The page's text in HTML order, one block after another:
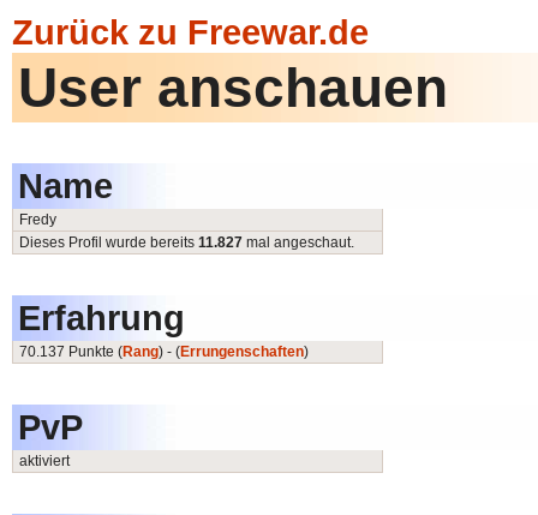
Zurück zu Freewar.de
User anschauen
Name
Fredy
Dieses Profil wurde bereits 11.827 mal angeschaut.
Erfahrung
70.137 Punkte (Rang) - (Errungenschaften)
PvP
aktiviert